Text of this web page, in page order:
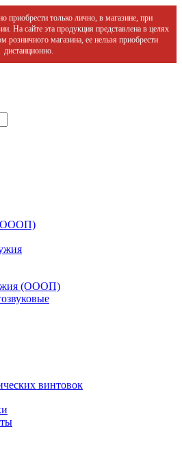
только лично, в магазине, при
На сайте эта продукция представлена в целях
розничного магазина, ее нельзя приобрести
дистанционно.
(ОООП)
(ОООП)
винтовок